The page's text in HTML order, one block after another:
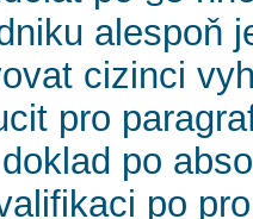
alespoň
cizinci
pro
po
po